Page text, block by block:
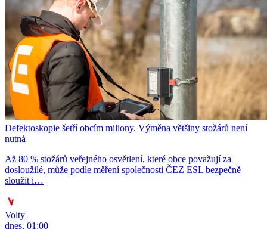
Defektoskopie šetří obcím miliony. Výměna většiny stožárů není
nutná
Až 80 % stožárů veřejného osvětlení, které obce považují za
dosloužilé, může podle měření společnosti ČEZ ESL bezpečně
sloužit i…
Volty
dnes, 01:00